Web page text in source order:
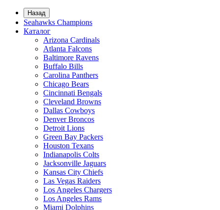
Назад
Seahawks Champions
Каталог
Arizona Cardinals
Atlanta Falcons
Baltimore Ravens
Buffalo Bills
Carolina Panthers
Chicago Bears
Cincinnati Bengals
Cleveland Browns
Dallas Cowboys
Denver Broncos
Detroit Lions
Green Bay Packers
Houston Texans
Indianapolis Colts
Jacksonville Jaguars
Kansas City Chiefs
Las Vegas Raiders
Los Angeles Chargers
Los Angeles Rams
Miami Dolphins